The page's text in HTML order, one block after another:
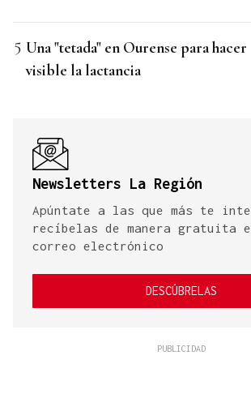
Una "tetada" en Ourense para hacer
visible la lactancia
Newsletters La Región
Apúntate a las que más te
recíbelas de manera gratuita
correo electrónico
DESCÚBRELAS